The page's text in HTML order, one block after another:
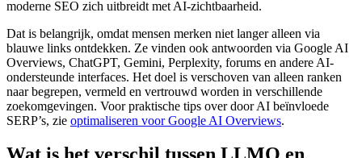
moderne SEO zich uitbreidt met AI-zichtbaarheid.
Dat is belangrijk, omdat mensen merken niet langer alleen via
blauwe links ontdekken. Ze vinden ook antwoorden via Google AI
Overviews, ChatGPT, Gemini, Perplexity, forums en andere AI-
ondersteunde interfaces. Het doel is verschoven van alleen ranken
naar begrepen, vermeld en vertrouwd worden in verschillende
zoekomgevingen. Voor praktische tips over door AI beïnvloede
SERP’s, zie optimaliseren voor Google AI Overviews.